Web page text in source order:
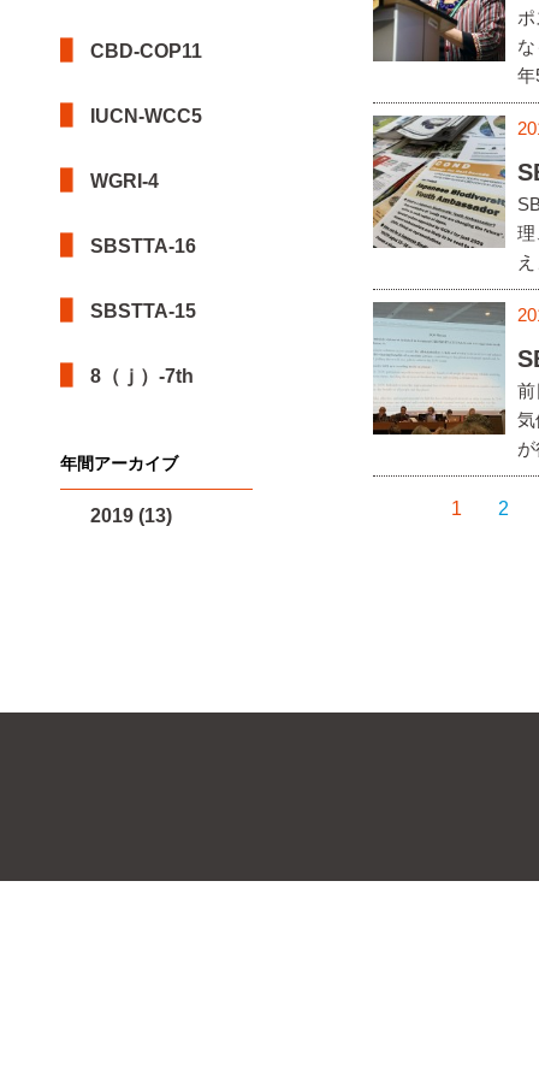
CBD-COP11
IUCN-WCC5
WGRI-4
SBSTTA-16
SBSTTA-15
8（ｊ）-7th
年間アーカイブ
2019 (13)
年
理
前
気
1 2